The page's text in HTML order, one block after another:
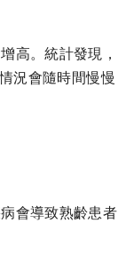
高。統計發現，
況會隨時間慢慢
會導致熟齡患者